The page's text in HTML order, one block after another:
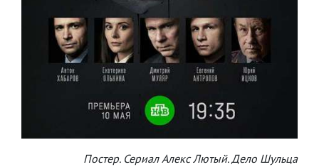
Постер. Сериал Алекс Лютый. Дело Шульца